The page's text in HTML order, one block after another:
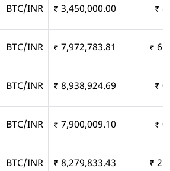
BTC/INR ₹ 3,450,000.00 ₹ 8
BTC/INR ₹ 7,972,783.81 ₹ 65
BTC/INR ₹ 8,938,924.69 ₹ 0
BTC/INR ₹ 7,900,009.10 ₹ 0
BTC/INR ₹ 8,279,833.43 ₹ 21